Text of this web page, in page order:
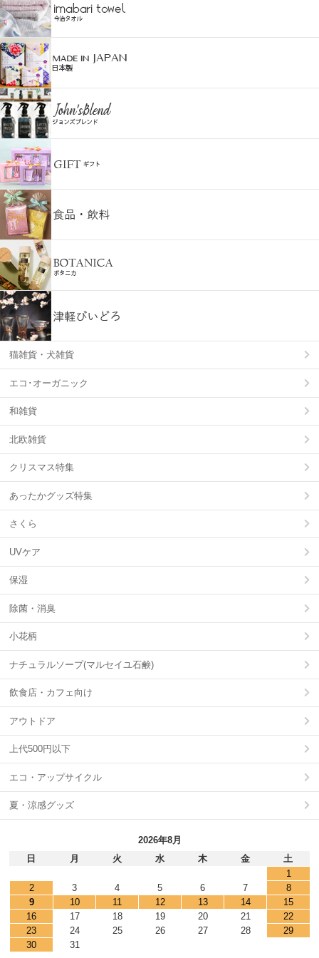
猫雑貨・犬雑貨
エコ･オーガニック
和雑貨
北欧雑貨
クリスマス特集
あったかグッズ特集
さくら
UVケア
保湿
除菌・消臭
小花柄
ナチュラルソープ(マルセイユ石鹸)
飲食店・カフェ向け
アウトドア
上代500円以下
エコ・アップサイクル
夏・涼感グッズ
2026年8月
日
月 火 水 木 金
土
1
2
3 4 5 6 7
8
9
10 11 12 13 14
15
16
17 18 19 20 21
22
23
24 25 26 27 28
29
30
31